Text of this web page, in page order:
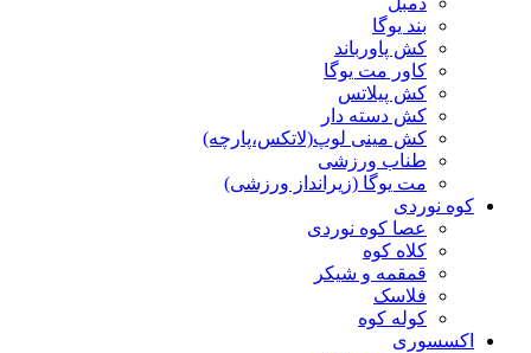
بند یوگا
کش پاورباند
کاور مت یوگا
کش پیلاتس
کش دسته دار
کش مینی لوپ(لاتکس،پارچه)
طناب ورزشی
مت یوگا (زیرانداز ورزشی)
کوه نوردی
عصا کوه نوردی
کلاه کوه
قمقمه و شیکر
فلاسک
کوله کوه
اکسسوری